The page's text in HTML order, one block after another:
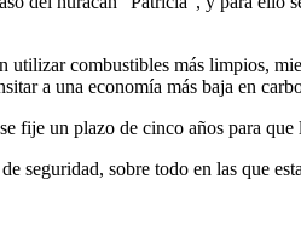
combustibles más limpios,
a una economía más baja en
un plazo de cinco años para que
seguridad, sobre todo en las que